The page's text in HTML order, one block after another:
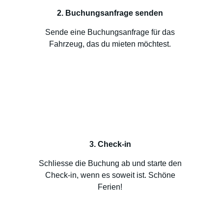
2. Buchungsanfrage senden
Sende eine Buchungsanfrage für das
Fahrzeug, das du mieten möchtest.
3. Check-in
Schliesse die Buchung ab und starte den
Check-in, wenn es soweit ist. Schöne
Ferien!